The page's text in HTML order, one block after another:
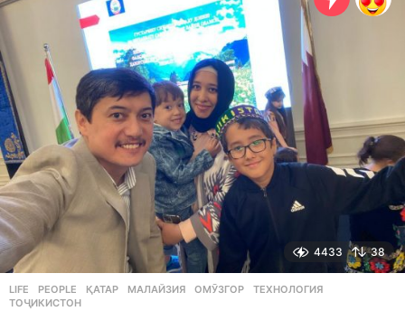
s
a
o
4433 38
LIFE ,PEOPLE ҚАТАР ,МАЛАЙЗИЯ ,ОМӮЗГОР ,ТЕХНОЛОГИЯ
ТОҶИКИСТОН